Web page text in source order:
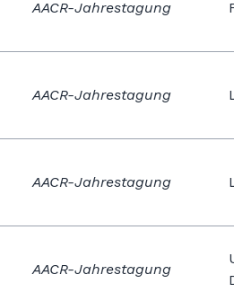
AACR-Jahrestagung
AACR-Jahrestagung
AACR-Jahrestagung
AACR-Jahrestagung